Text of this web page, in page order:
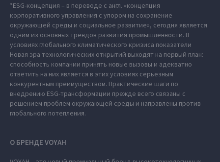
*ESG-концепция – в переводе с англ. «концепция
корпоративного управления с упором на сохранение
окружающей среды и социальное развитие», сегодня является
одним из основных трендов развития промышленности. В
условиях глобального климатического кризиса показатели
Новая эра технологических открытий выходят на первый план:
способность компании принять новые вызовы и адекватно
ответить на них является в этих условиях серьезным
конкурентным преимуществом. Практические шаги по
внедрению ESG-трансформации прежде всего связаны с
решением проблем окружающей среды и направлены против
глобального потепления.
О БРЕНДЕ VOYAH